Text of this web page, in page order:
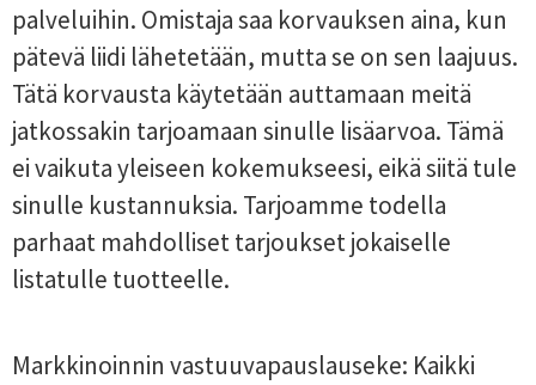
palveluihin. Omistaja saa korvauksen aina, kun
pätevä liidi lähetetään, mutta se on sen laajuus.
Tätä korvausta käytetään auttamaan meitä
jatkossakin tarjoamaan sinulle lisäarvoa. Tämä
ei vaikuta yleiseen kokemukseesi, eikä siitä tule
sinulle kustannuksia. Tarjoamme todella
parhaat mahdolliset tarjoukset jokaiselle
listatulle tuotteelle.
Markkinoinnin vastuuvapauslauseke: Kaikki